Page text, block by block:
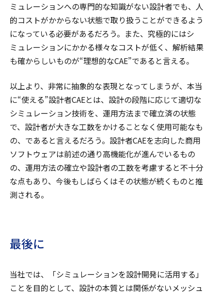
ミュレーションへの専門的な知識がない設計者でも、人
的コストがかからない状態で取り扱うことができるよう
になっている必要があるだろう。また、究極的にはシ
ミュレーションにかかる様々なコストが低く、解析結果
も確からしいものが“理想的なCAE”であると言える。
以上より、非常に抽象的な表現となってしまうが、本当
に“使える”設計者CAEとは、設計の段階に応じて適切な
シミュレーション技術を、運用方法まで確立済の状態
で、設計者が大きな工数をかけることなく使用可能なも
の、であると言えるだろう。設計者CAEを志向した商用
ソフトウェアは前述の通り高機能化が進んでいるもの
の、運用方法の確立や設計者の工数を考慮すると不十分
な点もあり、今後もしばらくはその状態が続くものと推
測される。
最後に
当社では、「シミュレーションを設計開発に活用する」
ことを目的として、設計の本質とは関係がないメッシュ